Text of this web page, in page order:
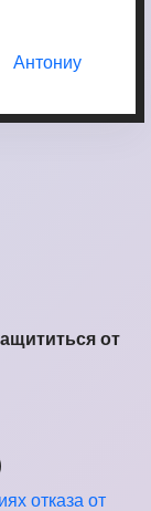
Антониу
от
отказа от